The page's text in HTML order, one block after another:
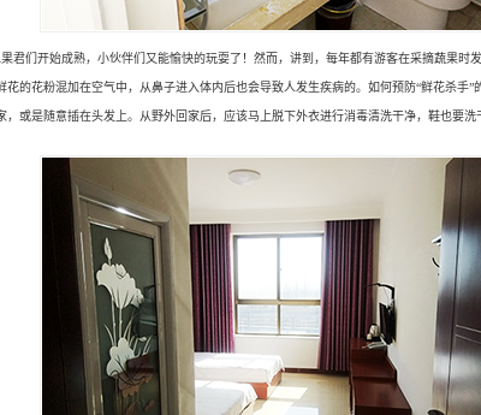
君们开始成熟，小伙伴们又能愉快的玩耍了！然而，讲到，每年都有游客在采摘蔬果时
的花粉混加在空气中，从鼻子进入体内后也会导致人发生疾病的。如何预防“鲜花杀手
或是随意插在头发上。从野外回家后，应该马上脱下外衣进行消毒清洗干净，鞋也要洗